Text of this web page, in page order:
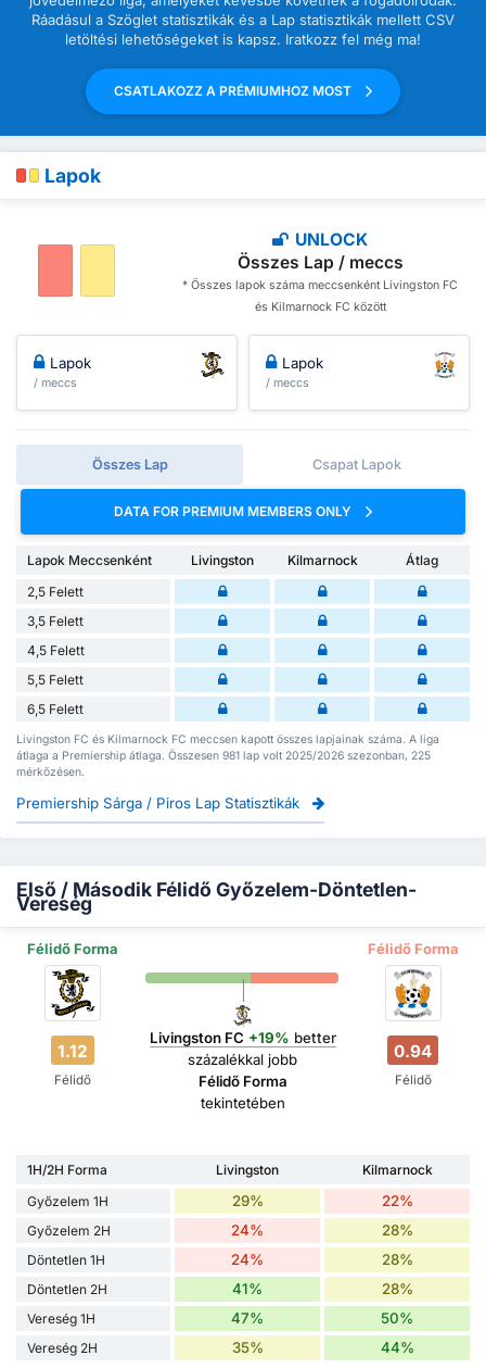
Ráadásul a Szöglet statisztikák és a Lap statisztikák mellett CSV
letöltési lehetőségeket is kapsz. Iratkozz fel még ma!
CSATLAKOZZ A PRÉMIUMHOZ MOST
Lapok
UNLOCK
Összes Lap / meccs
* Összes lapok száma meccsenként Livingston FC
és Kilmarnock FC között
Lapok
/ meccs
Lapok
/ meccs
Összes Lap Csapat Lapok
DATA FOR PREMIUM MEMBERS ONLY
Lapok Meccsenként Livingston Kilmarnock
Átlag
2,5 Felett
3,5 Felett
4,5 Felett
5,5 Felett
6,5 Felett
Livingston FC és Kilmarnock FC meccsen kapott összes lapjainak száma. A liga
átlaga a Premiership átlaga. Összesen 981 lap volt 2025/2026 szezonban, 225
mérkőzésen.
Premiership Sárga / Piros Lap Statisztikák
Első / Második Félidő Győzelem-Döntetlen-
Vereség
Félidő Forma Félidő Forma
1.12
Félidő
Livingston FC +19% better
százalékkal jobb
Félidő Forma
tekintetében
0.94
Félidő
1H/2H Forma Livingston
Kilmarnock
Győzelem 1H
29% 22%
Győzelem 2H 24% 28%
Döntetlen 1H 24% 28%
Döntetlen 2H 41% 28%
Vereség 1H 47% 50%
Vereség 2H 35% 44%